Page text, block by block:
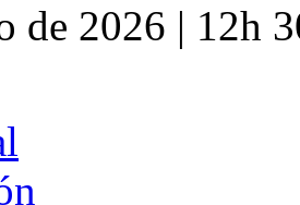
de 2026 | 12h